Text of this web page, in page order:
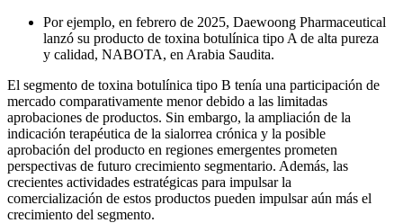
Por ejemplo, en febrero de 2025, Daewoong Pharmaceutical
lanzó su producto de toxina botulínica tipo A de alta pureza
y calidad, NABOTA, en Arabia Saudita.
El segmento de toxina botulínica tipo B tenía una participación de
mercado comparativamente menor debido a las limitadas
aprobaciones de productos. Sin embargo, la ampliación de la
indicación terapéutica de la sialorrea crónica y la posible
aprobación del producto en regiones emergentes prometen
perspectivas de futuro crecimiento segmentario. Además, las
crecientes actividades estratégicas para impulsar la
comercialización de estos productos pueden impulsar aún más el
crecimiento del segmento.